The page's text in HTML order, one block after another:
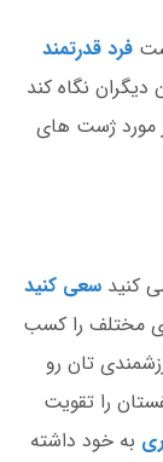
فرد قدرتمند
نگاه کند
مورد ژست های
کنید سعی کنید
مختلف را کسب
تان رو
را تقویت
به خود داشته